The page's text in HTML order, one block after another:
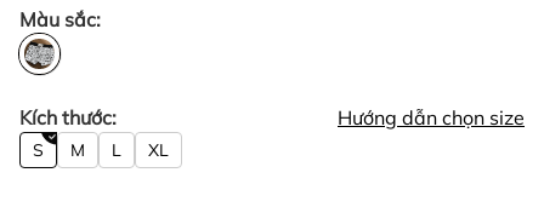
Màu sắc:
Kích thước: Hướng dẫn chọn size
S M L XL